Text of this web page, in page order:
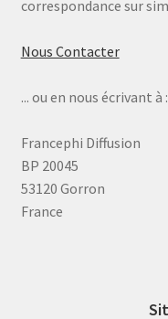
correspondance sur
Nous Contacter
... ou en nous écrivant à :
Francephi Diffusion
BP 20045
53120 Gorron
France